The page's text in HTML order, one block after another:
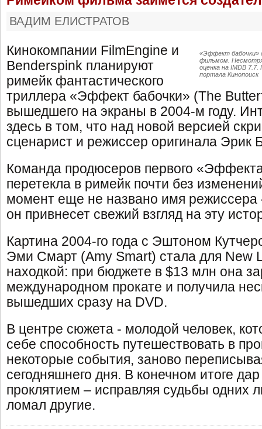
ВАДИМ ЕЛИСТРАТОВ
«Эффект бабочки»
фильмом. Несмотря
оценка на IMDB
портала Кинопоиск
Кинокомпании FilmEngine и
Benderspink планируют
римейк фантастического
триллера «Эффект бабочки» (The
вышедшего на экраны в 2004-м году.
здесь в том, что над новой версией
сценарист и режиссер оригинала Эрик
Команда продюсеров первого
перетекла в римейк почти без
момент еще не названо имя
он привнесет свежий взгляд на эту
Картина 2004-го года с Эштоном
Эми Смарт (Amy Smart) стала для New
находкой: при бюджете в $13 млн она
международном прокате и получила
вышедших сразу на DVD.
В центре сюжета - молодой человек,
себе способность путешествовать в
некоторые события, заново
сегодняшнего дня. В конечном итоге
проклятием – исправляя судьбы одних
ломал другие.